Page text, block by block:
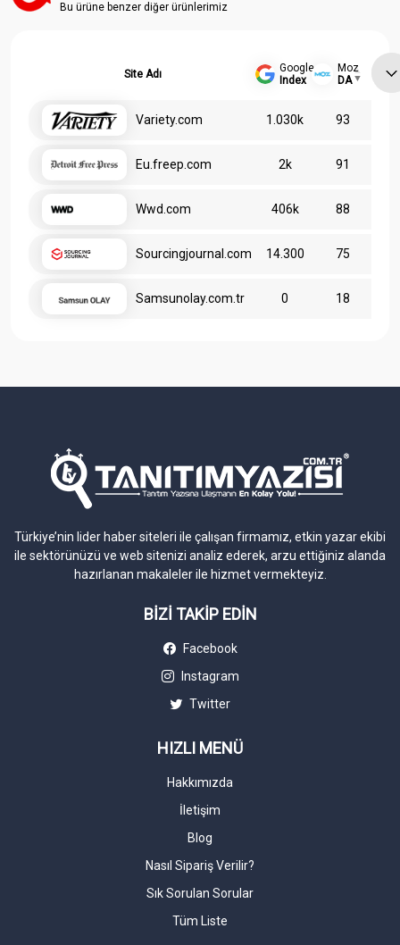
Bu ürüne benzer diğer ürünlerimiz
Site Adı
Google
Index
Moz
DA
Variety.com 1.030k 93
Eu.freep.com 2k 91
Wwd.com 406k 88
Sourcingjournal.com 14.300 75
Samsunolay.com.tr 0 18
Türkiye’nin lider haber siteleri ile çalışan firmamız, etkin yazar ekibi
ile sektörünüzü ve web sitenizi analiz ederek, arzu ettiğiniz alanda
hazırlanan makaleler ile hizmet vermekteyiz.
BİZİ TAKİP EDİN
Facebook
Instagram
Twitter
HIZLI MENÜ
Hakkımızda
İletişim
Blog
Nasıl Sipariş Verilir?
Sık Sorulan Sorular
Tüm Liste